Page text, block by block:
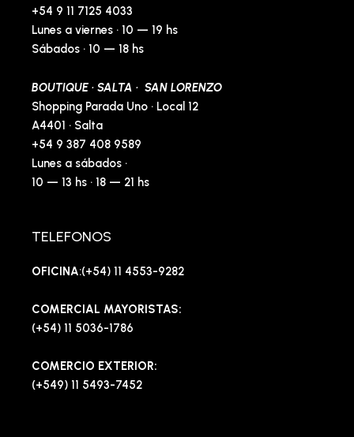
+54 9 11 7125 4033
Lunes a viernes · 10 — 19 hs
Sábados · 10 — 18 hs
BOUTIQUE · SALTA · SAN LORENZO
Shopping Parada Uno · Local 12
A4401 · Salta
+54 9 387 408 9589
Lunes a sábados ·
10 — 13 hs · 18 — 21 hs
TELEFONOS
OFICINA:(+54) 11 4553-9282
COMERCIAL MAYORISTAS:
(+54) 11 5036-1786
COMERCIO EXTERIOR:
(+549) 11 5493-7452